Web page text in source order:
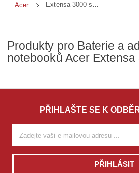
Acer Extensa 3000 serie
Produkty pro Baterie a
notebooků Acer Extensa
PŘIHLAŠTE SE K
PŘIHLÁSIT